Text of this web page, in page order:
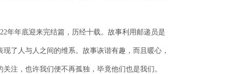
年年底迎来完结篇，历经十载。故事利用邮递员是
了人与人之间的维系。故事诙谐有趣，而且暖心，
注，也许我们便不再孤独，毕竟他们也是我们。